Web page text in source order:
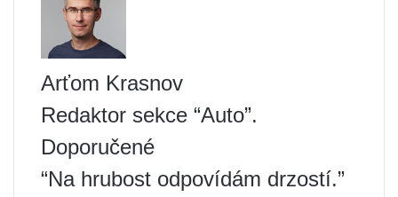
Arťom Krasnov
Redaktor sekce “Auto”.
Doporučené
“Na hrubost odpovídám drzostí.”